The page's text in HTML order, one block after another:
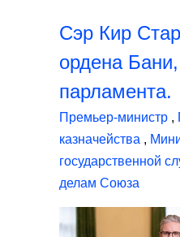
Сэр Кир
ордена
парламента.
Премьер-министр ,
казначейства ,
государственной
делам Союза